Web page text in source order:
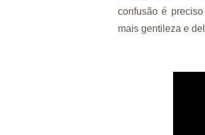
confusão é
mais gentileza e